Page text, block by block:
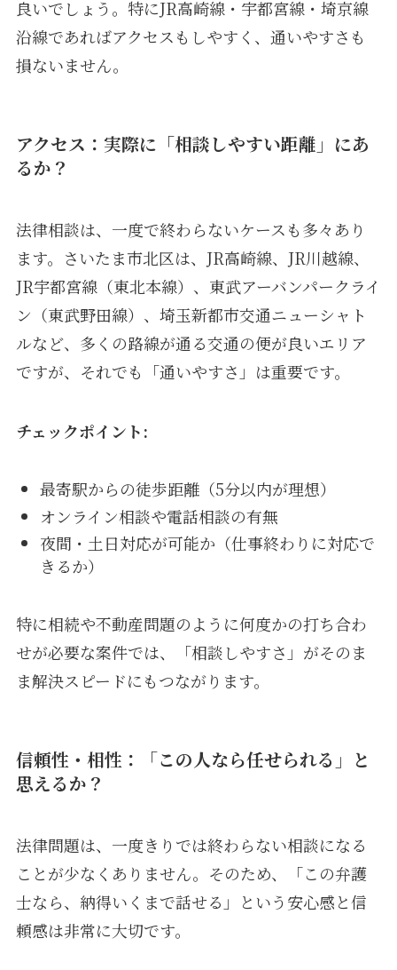
良いでしょう。特にJR高崎線・宇都宮線・埼京線
沿線であればアクセスもしやすく、通いやすさも
損ないません。
アクセス：実際に「相談しやすい距離」にあ
るか？
法律相談は、一度で終わらないケースも多々あり
ます。さいたま市北区は、JR高崎線、JR川越線、
JR宇都宮線（東北本線）、東武アーバンパークライ
ン（東武野田線）、埼玉新都市交通ニューシャト
ルなど、多くの路線が通る交通の便が良いエリア
ですが、それでも「通いやすさ」は重要です。
チェックポイント:
最寄駅からの徒歩距離（5分以内が理想）
オンライン相談や電話相談の有無
夜間・土日対応が可能か（仕事終わりに対応で
きるか）
特に相続や不動産問題のように何度かの打ち合わ
せが必要な案件では、「相談しやすさ」がそのま
ま解決スピードにもつながります。
信頼性・相性：「この人なら任せられる」と
思えるか？
法律問題は、一度きりでは終わらない相談になる
ことが少なくありません。そのため、「この弁護
士なら、納得いくまで話せる」という安心感と信
頼感は非常に大切です。